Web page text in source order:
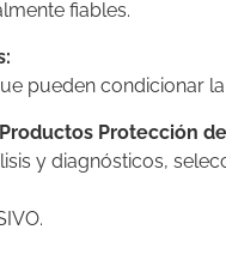
fiables.
pueden condicionar
Protección
y diagnósticos,